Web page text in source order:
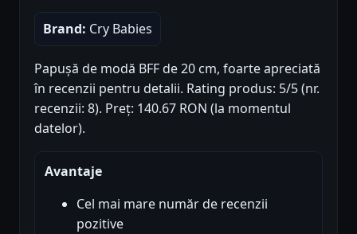
Brand: Cry Babies
Papușă de modă BFF de 20 cm, foarte apreciată
în recenzii pentru detalii. Rating produs: 5/5 (nr.
recenzii: 8). Preț: 140.67 RON (la momentul
datelor).
Avantaje
Cel mai mare număr de recenzii
pozitive